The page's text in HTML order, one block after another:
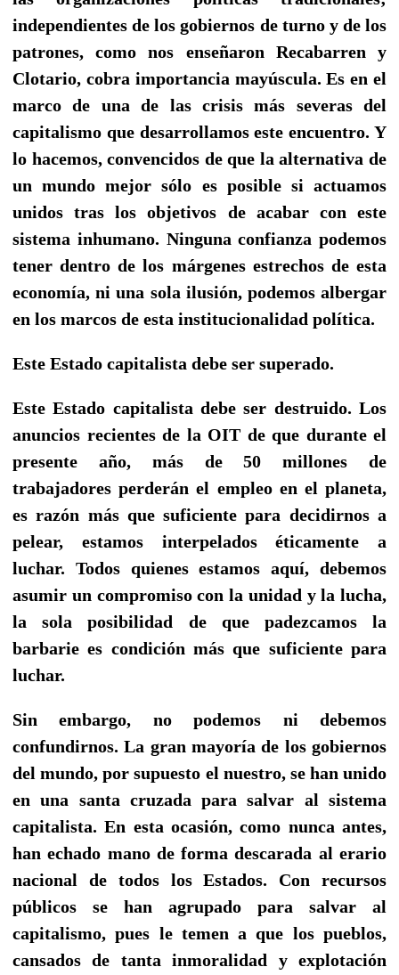
independientes de los gobiernos de turno y de los
patrones, como nos enseñaron Recabarren y
Clotario, cobra importancia mayúscula. Es en el
marco de una de las crisis más severas del
capitalismo que desarrollamos este encuentro. Y
lo hacemos, convencidos de que la alternativa de
un mundo mejor sólo es posible si actuamos
unidos tras los objetivos de acabar con este
sistema inhumano. Ninguna confianza podemos
tener dentro de los márgenes estrechos de esta
economía, ni una sola ilusión, podemos albergar
en los marcos de esta institucionalidad política.
Este Estado capitalista debe ser superado.
Este Estado capitalista debe ser destruido. Los
anuncios recientes de la OIT de que durante el
presente año, más de 50 millones de
trabajadores perderán el empleo en el planeta,
es razón más que suficiente para decidirnos a
pelear, estamos interpelados éticamente a
luchar. Todos quienes estamos aquí, debemos
asumir un compromiso con la unidad y la lucha,
la sola posibilidad de que padezcamos la
barbarie es condición más que suficiente para
luchar.
Sin embargo, no podemos ni debemos
confundirnos. La gran mayoría de los gobiernos
del mundo, por supuesto el nuestro, se han unido
en una santa cruzada para salvar al sistema
capitalista. En esta ocasión, como nunca antes,
han echado mano de forma descarada al erario
nacional de todos los Estados. Con recursos
públicos se han agrupado para salvar al
capitalismo, pues le temen a que los pueblos,
cansados de tanta inmoralidad y explotación